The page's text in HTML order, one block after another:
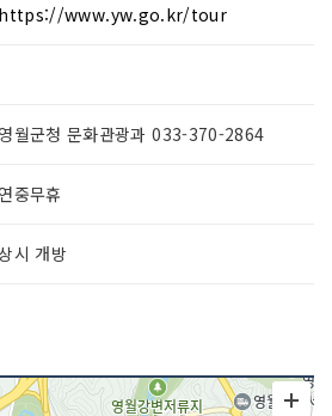
https://www.yw.go.kr/tour
영월군청 문화관광과 033-370-2864
연중무휴
시 개방